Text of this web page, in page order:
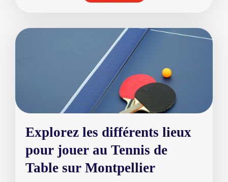
Explorez les différents lieux
pour jouer au Tennis de
Table sur Montpellier